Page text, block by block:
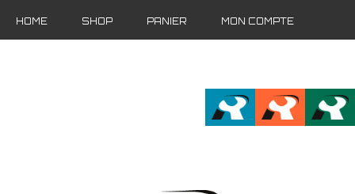
HOME SHOP PANIER MON COMPTE